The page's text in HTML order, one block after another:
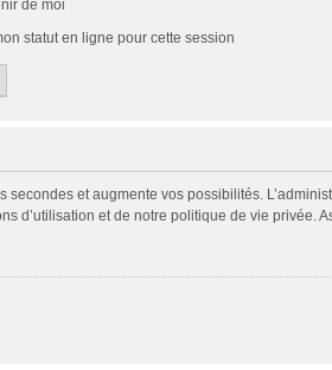
de moi
statut en ligne pour cette session
et augmente vos possibilités.
d’utilisation et de notre politique de vie privée.